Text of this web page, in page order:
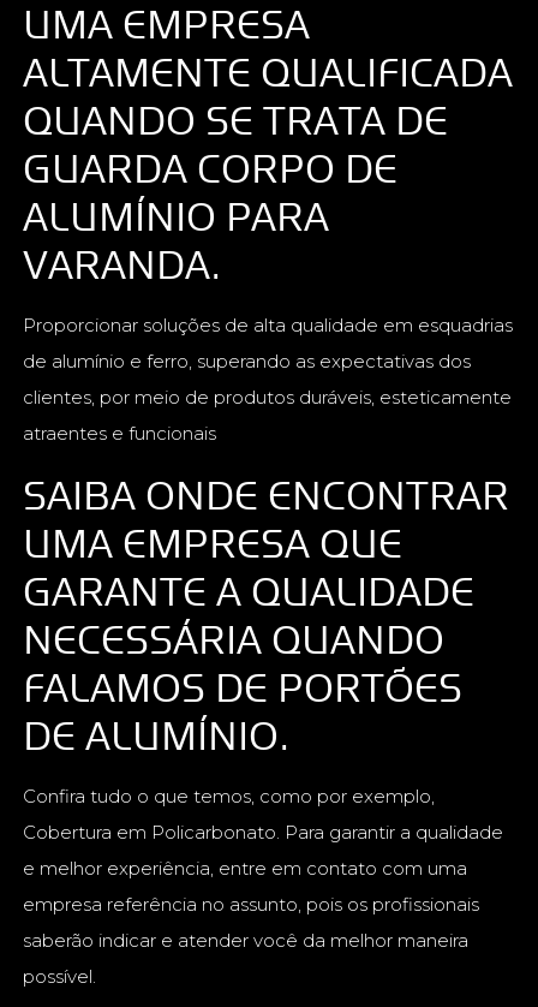
UMA EMPRESA
ALTAMENTE QUALIFICADA
QUANDO SE TRATA DE
GUARDA CORPO DE
ALUMÍNIO PARA
VARANDA.
Proporcionar soluções de alta qualidade em esquadrias
de alumínio e ferro, superando as expectativas dos
clientes, por meio de produtos duráveis, esteticamente
atraentes e funcionais
SAIBA ONDE ENCONTRAR
UMA EMPRESA QUE
GARANTE A QUALIDADE
NECESSÁRIA QUANDO
FALAMOS DE PORTÕES
DE ALUMÍNIO.
Confira tudo o que temos, como por exemplo,
Cobertura em Policarbonato. Para garantir a qualidade
e melhor experiência, entre em contato com uma
empresa referência no assunto, pois os profissionais
saberão indicar e atender você da melhor maneira
possível.